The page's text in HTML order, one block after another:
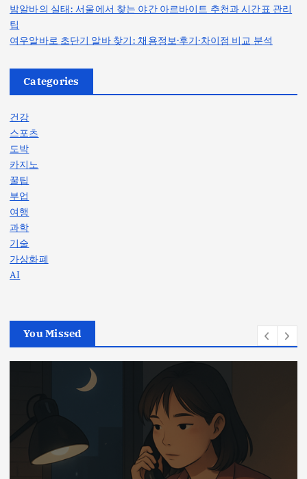
밤알바의 실태: 서울에서 찾는 야간 아르바이트 추천과 시간표 관리
팁
여우알바로 초단기 알바 찾기: 채용정보·후기·차이점 비교 분석
Categories
건강
스포츠
도박
카지노
꿀팁
부업
여행
과학
기술
가상화폐
AI
You Missed